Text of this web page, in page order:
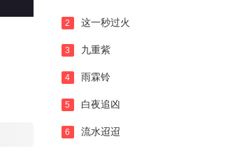
2 这一秒过火
3 九重紫
4 雨霖铃
5 白夜追凶
6 流水迢迢